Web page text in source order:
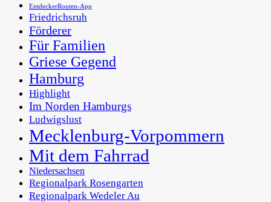
EntdeckerRouten-App
Friedrichsruh
Förderer
Für Familien
Griese Gegend
Hamburg
Highlight
Im Norden Hamburgs
Ludwigslust
Mecklenburg-Vorpommern
Mit dem Fahrrad
Niedersachsen
Regionalpark Rosengarten
Regionalpark Wedeler Au